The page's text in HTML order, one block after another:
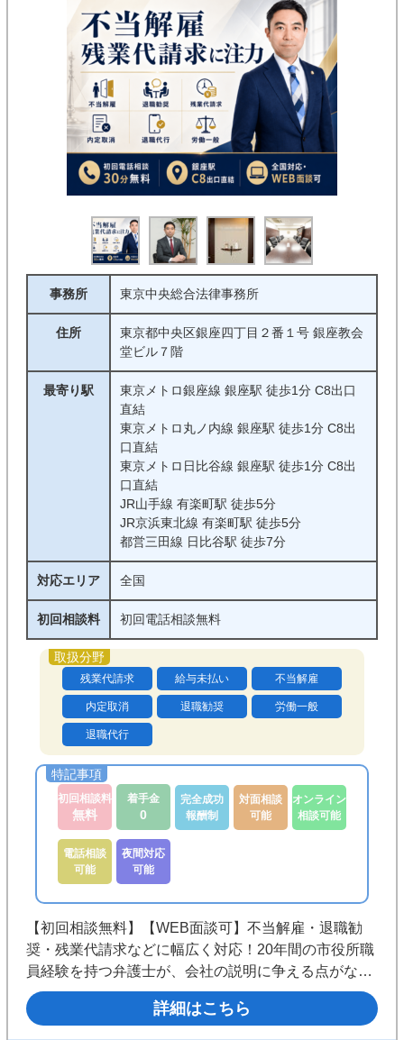
事務所 東京中央総合法律事務所
住所
東京都中央区銀座四丁目２番１号 銀座教会
堂ビル７階
最寄り駅
東京メトロ銀座線 銀座駅 徒歩1分 C8出口
直結
東京メトロ丸ノ内線 銀座駅 徒歩1分 C8出
口直結
東京メトロ日比谷線 銀座駅 徒歩1分 C8出
口直結
JR山手線 有楽町駅 徒歩5分
JR京浜東北線 有楽町駅 徒歩5分
都営三田線 日比谷駅 徒歩7分
対応エリア 全国
初回相談料 初回電話相談無料
残業代請求 給与未払い 不当解雇
内定取消 退職勧奨 労働一般
退職代行
初回相談料
無料
着手金
0
完全成功
報酬制
対面相談
可能
オンライン
相談可能
電話相談
可能
夜間対応
可能
【初回相談無料】【WEB面談可】不当解雇・退職勧
奨・残業代請求などに幅広く対応！20年間の市役所職
員経験を持つ弁護士が、会社の説明に争える点がない
か見極めます。「証拠が足りないかも」と感じる段階
でも、今ある資料から進め方を一緒に考えます。《銀
座駅C6・C8出口１分》
詳細はこちら